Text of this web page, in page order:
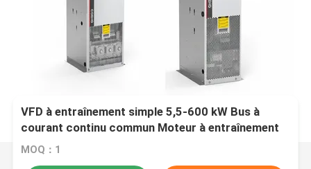
VFD à entraînement simple 5,5-600 kW Bus à
courant continu commun Moteur à entraînement
multiple à fréquence variable
MOQ：1